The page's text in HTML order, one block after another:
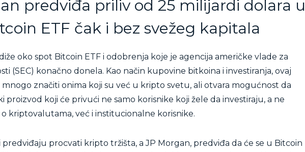
predviđa priliv od 25 milijardi dolara u
ETF čak i bez svežeg kapitala
oko spot Bitcoin ETF i odobrenja koje je agencija američke vlade za
(SEC) konačno donela. Kao način kupovine bitkoina i investiranja, ovaj
značiti onima koji su već u kripto svetu, ali otvara mogućnost da
proizvod koji će privući ne samo korisnike koji žele da investiraju, a ne
kriptovalutama, već i institucionalne korisnike.
predviđaju procvati kripto tržišta, a JP Morgan, predviđa da će se u Bitcoin